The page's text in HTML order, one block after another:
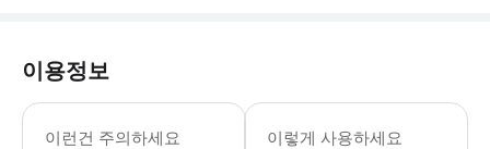
이용정보
이런건 주의하세요
어린이 규정: - 3세 미만 어린이는 무
이렇게 사용하세요